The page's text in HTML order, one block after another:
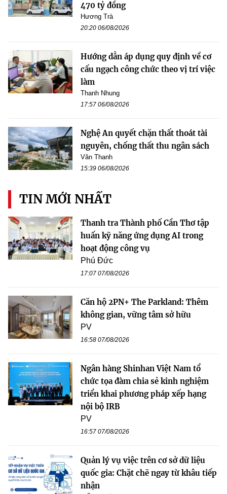
470 tỷ đồng
Hương Trà
20:20 06/08/2026
Hướng dẫn áp dụng quy định về cơ
cấu ngạch công chức theo vị trí việc
làm
Thanh Nhung
17:57 06/08/2026
Nghệ An quyết chặn thất thoát tài
nguyên, chống thất thu ngân sách
Văn Thanh
15:39 06/08/2026
TIN MỚI NHẤT
Thanh tra Thành phố Cần Thơ tập
huấn kỹ năng ứng dụng AI trong
hoạt động công vụ
Phú Đức
17:07 07/08/2026
Căn hộ 2PN+ The Parkland: Thêm
không gian, vững tâm sở hữu
PV
16:58 07/08/2026
Ngân hàng Shinhan Việt Nam tổ
chức tọa đàm chia sẻ kinh nghiệm
triển khai phương pháp xếp hạng
nội bộ IRB
PV
16:57 07/08/2026
Quản lý vụ việc trên cơ sở dữ liệu
quốc gia: Chặt chẽ ngay từ khâu tiếp
nhận